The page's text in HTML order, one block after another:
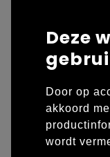
Laptop
Overige tassen
Papieren
Polo's
Sweaters
T-shirts
Deze
Door op
akkoord
wordt